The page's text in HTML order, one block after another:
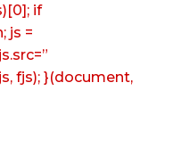
if
js =
fjs); }(document,